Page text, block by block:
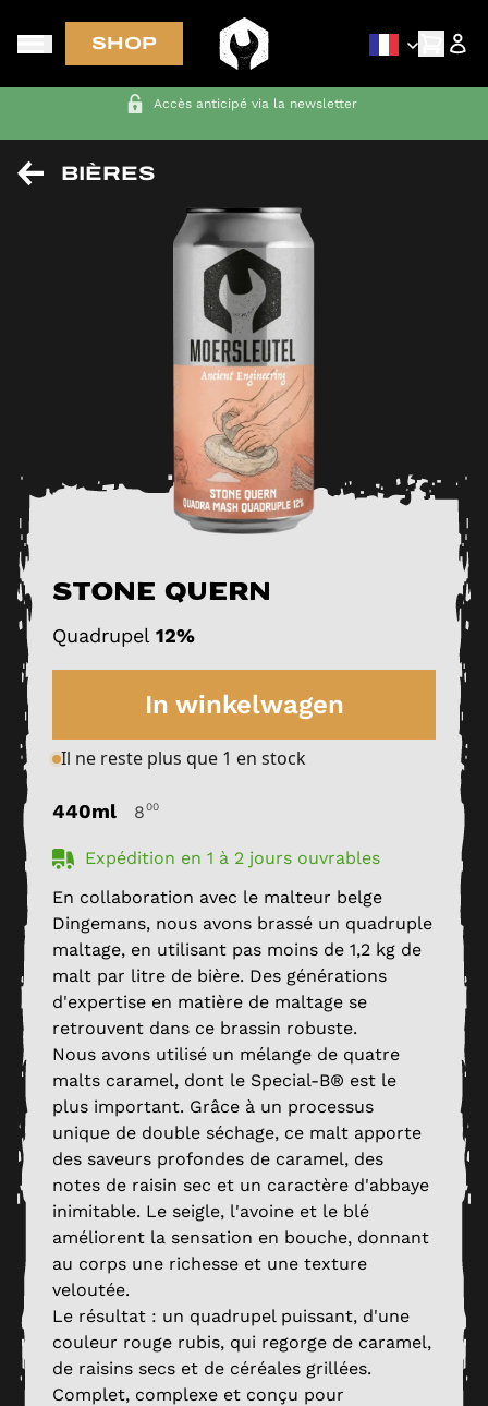
SHOP
LIVRAISON GRATUITE aux Pays-Bas, en Belgique, en Allemagne et
BIÈRES
Stone Quern
Quadrupel 12%
In winkelwagen
Il ne reste plus que 1 en stock
440ml 800
Expédition en 1 à 2 jours ouvrables
En collaboration avec le malteur belge
Dingemans, nous avons brassé un quadruple
maltage, en utilisant pas moins de 1,2 kg de
malt par litre de bière. Des générations
d'expertise en matière de maltage se
retrouvent dans ce brassin robuste.
Nous avons utilisé un mélange de quatre
malts caramel, dont le Special-B® est le
plus important. Grâce à un processus
unique de double séchage, ce malt apporte
des saveurs profondes de caramel, des
notes de raisin sec et un caractère d'abbaye
inimitable. Le seigle, l'avoine et le blé
améliorent la sensation en bouche, donnant
au corps une richesse et une texture
veloutée.
Le résultat : un quadrupel puissant, d'une
couleur rouge rubis, qui regorge de caramel,
de raisins secs et de céréales grillées.
Complet, complexe et conçu pour